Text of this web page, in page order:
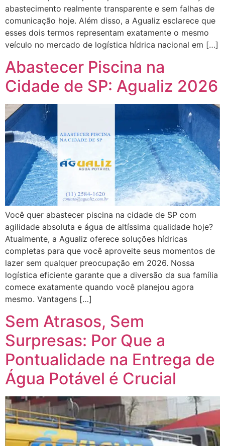
abastecimento realmente transparente e sem falhas de
comunicação hoje. Além disso, a Agualiz esclarece que
esses dois termos representam exatamente o mesmo
veículo no mercado de logística hídrica nacional em […]
Abastecer Piscina na
Cidade de SP: Agualiz 2026
Você quer abastecer piscina na cidade de SP com
agilidade absoluta e água de altíssima qualidade hoje?
Atualmente, a Agualiz oferece soluções hídricas
completas para que você aproveite seus momentos de
lazer sem qualquer preocupação em 2026. Nossa
logística eficiente garante que a diversão da sua família
comece exatamente quando você planejou agora
mesmo. Vantagens […]
Sem Atrasos, Sem
Surpresas: Por Que a
Pontualidade na Entrega de
Água Potável é Crucial